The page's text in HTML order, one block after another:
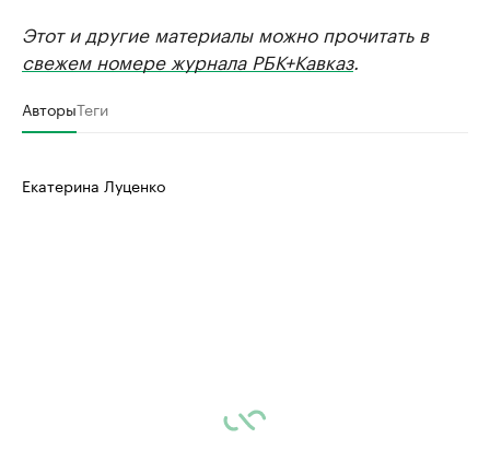
Этот и другие материалы можно прочитать в
свежем номере журнала РБК+Кавказ.
АвторыТеги
Екатерина Луценко